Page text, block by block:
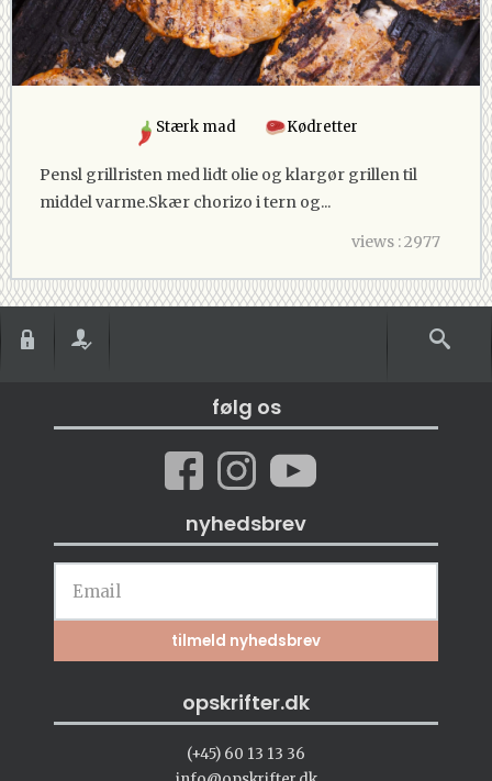
Stærk mad Kødretter
Pensl grillristen med lidt olie og klargør grillen til
middel varme.Skær chorizo i tern og...
views : 2977
følg os
nyhedsbrev
opskrifter.dk
(+45) 60 13 13 36